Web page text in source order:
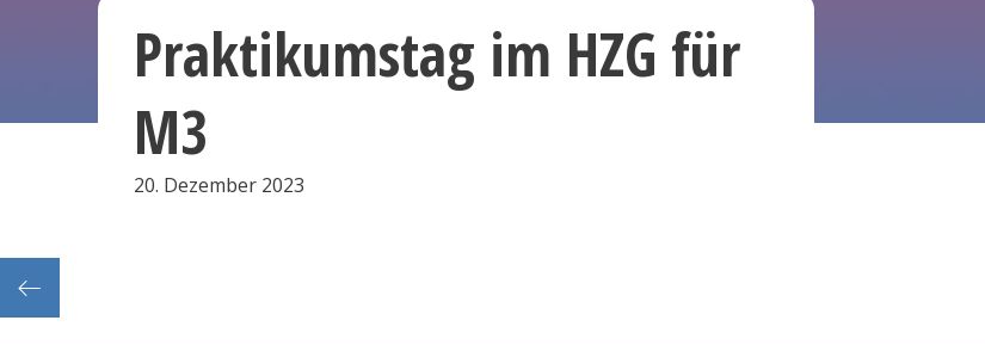
Besichtigungstermin des Schulgebäudes Telemannstr. mit Fachleiter:innen
Praktikumstag im HZG für
M3
20. Dezember 2023